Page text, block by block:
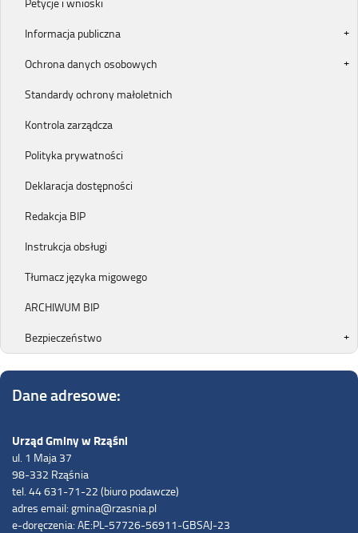
Informacja publiczna
Ochrona danych osobowych
Standardy ochrony małoletnich
Kontrola zarządcza
Polityka prywatności
Deklaracja dostępności
Redakcja BIP
Instrukcja obsługi
Tłumacz języka migowego
ARCHIWUM BIP
Bezpieczeństwo
Dane adresowe:
Urząd Gminy w Rząśni
ul. 1 Maja 37
98-332 Rząśnia
tel. 44 631-71-22 (biuro podawcze)
adres email: gmina@rzasnia.pl
e-doręczenia: AE:PL-57726-56911-GBSAJ-23